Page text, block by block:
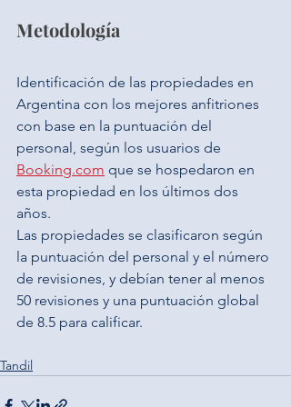
Metodología
Identificación de las propiedades en
Argentina con los mejores anfitriones
con base en la puntuación del
personal, según los usuarios de
Booking.com que se hospedaron en
esta propiedad en los últimos dos
años.
Las propiedades se clasificaron según
la puntuación del personal y el número
de revisiones, y debían tener al menos
50 revisiones y una puntuación global
de 8.5 para calificar.
Tandil